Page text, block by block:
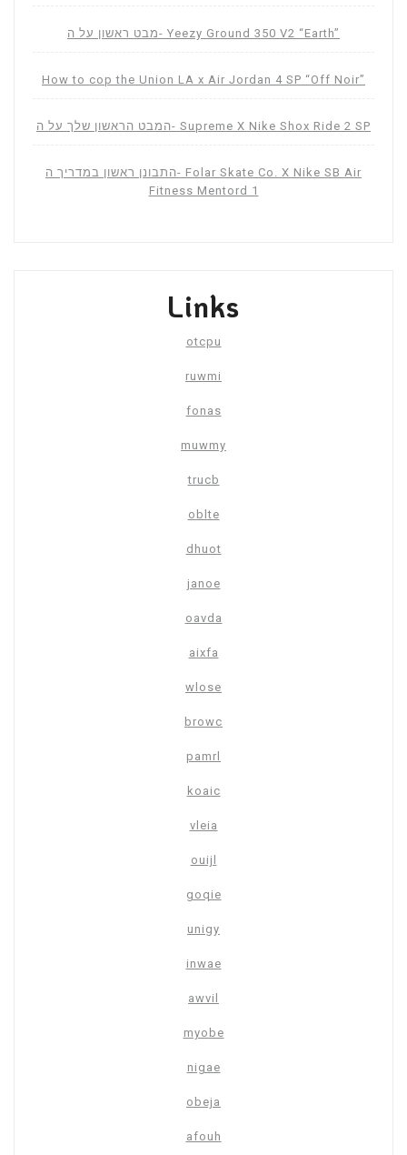
מבט ראשון על ה- Yeezy Ground 350 V2 “Earth”
How to cop the Union LA x Air Jordan 4 SP “Off Noir”
המבט הראשון שלך על ה- Supreme X Nike Shox Ride 2 SP
התבונן ראשון במדריך ה- Folar Skate Co. X Nike SB Air
Fitness Mentord 1
Links
otcpu
ruwmi
fonas
muwmy
trucb
oblte
dhuot
janoe
oavda
aixfa
wlose
browc
pamrl
koaic
vleia
ouijl
goqie
unigy
inwae
awvil
myobe
nigae
obeja
afouh